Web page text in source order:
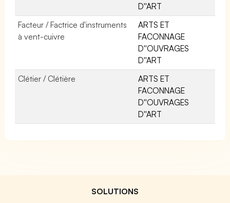
D''ART
Facteur / Factrice d'instruments
à vent-cuivre
ARTS ET
FACONNAGE
D''OUVRAGES
D''ART
Clétier / Clétière
ARTS ET
FACONNAGE
D''OUVRAGES
D''ART
SOLUTIONS